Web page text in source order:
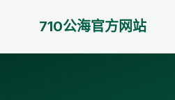
710公海官方网站